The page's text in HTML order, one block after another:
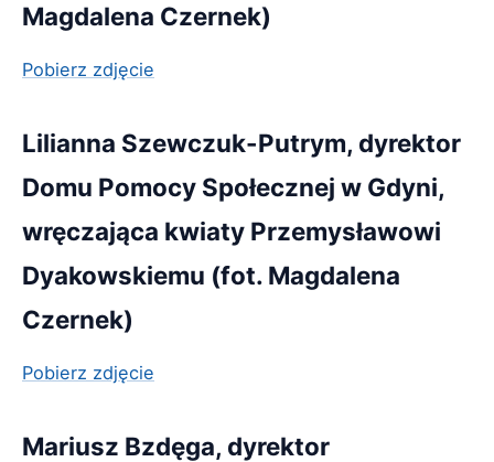
Magdalena Czernek)
Pobierz zdjęcie
Lilianna Szewczuk-Putrym, dyrektor
Domu Pomocy Społecznej w Gdyni,
wręczająca kwiaty Przemysławowi
Dyakowskiemu (fot. Magdalena
Czernek)
Pobierz zdjęcie
Mariusz Bzdęga, dyrektor